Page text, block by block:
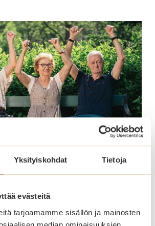
Yksityiskohdat Tietoja
evästeitä
tarjoamamme sisällön ja mainosten
tarjous – muuta
tarjoukseen ja muuta